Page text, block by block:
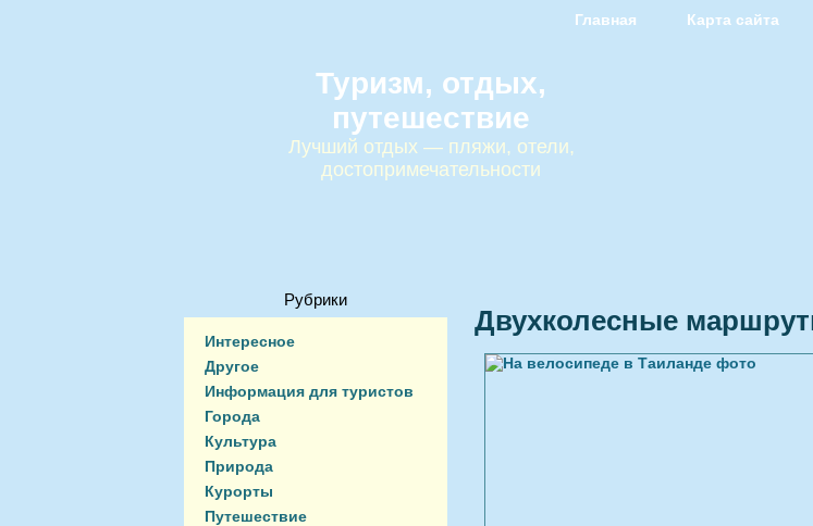
Главная Карта сайта
Туризм, отдых,
путешествие
Лучший отдых — пляжи, отели,
достопримечательности
Рубрики
Интересное
Другое
Информация для туристов
Города
Культура
Природа
Курорты
Путешествие
Двухколесные